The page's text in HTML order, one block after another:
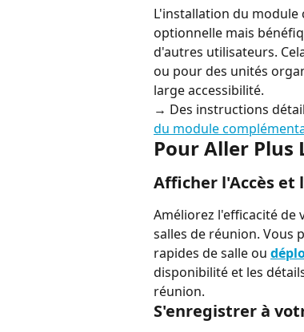
L'installation du
optionnelle mais
d'autres utilisateurs.
ou pour des unités
large accessibilité.
→ Des instructions
du module
Pour Aller Plus
Afficher l'Accès et
Améliorez l'efficacité de
salles de réunion. Vous
rapides de salle ou
disponibilité et les
réunion.
S'enregistrer à